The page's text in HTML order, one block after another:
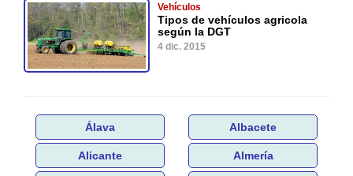
Vehículos
Tipos de vehículos agricola
según la DGT
4 dic. 2015
Álava Albacete
Alicante Almería